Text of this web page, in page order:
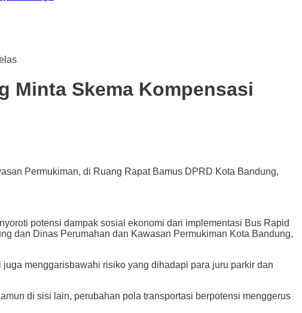
Minta Skema Kompensasi
Permukiman, di Ruang Rapat Bamus DPRD Kota Bandung,
potensi dampak sosial ekonomi dari implementasi Bus Rapid
dan Dinas Perumahan dan Kawasan Permukiman Kota Bandung,
menggarisbawahi risiko yang dihadapi para juru parkir dan
di sisi lain, perubahan pola transportasi berpotensi menggerus